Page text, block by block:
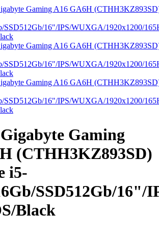
Gaming
(CTHH3KZ893SD)
i5-
SSD512Gb/16"/
Black